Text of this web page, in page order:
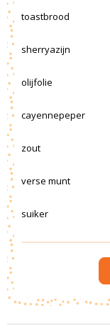
toastbrood
sherryazijn
olijfolie
cayennepeper
zout
verse munt
suiker